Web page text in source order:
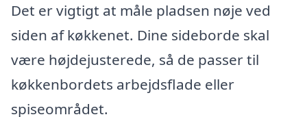
Det er vigtigt at måle pladsen nøje ved
siden af køkkenet. Dine sideborde skal
være højdejusterede, så de passer til
køkkenbordets arbejdsflade eller
spiseområdet.